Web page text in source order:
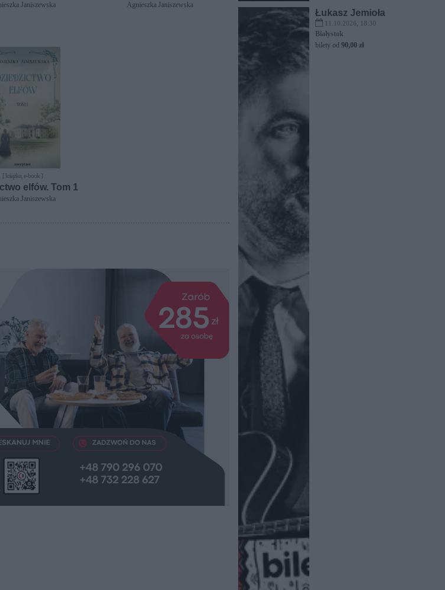
Janiszewska Agnieszka Janiszewska
[ książka, e-book ]
elfów. Tom 1
Janiszewska
Łukasz Jemioła
11.10.2026, 18:30
Białystok
bilety od 90,00 zł